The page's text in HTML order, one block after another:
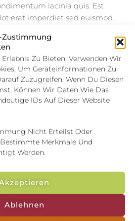
Zustimmung
Zu Bieten, Verwenden Wir
Um Geräteinformationen Zu
Zuzugreifen. Wenn Du Diesen
Können Wir Daten Wie Das
IDs Auf Dieser Website
Nicht Erteilst Oder
Merkmale Und
Werden.
Ablehnen
lacinia quis. Est
erat imperdiet sed euismod.
nisl pretium fusce.